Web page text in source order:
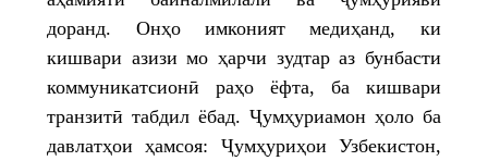
доранд. Онҳо имконият медиҳанд, ки
кишвари азизи мо ҳарчи зудтар аз бунбасти
коммуникатсионӣ раҳо ёфта, ба кишвари
транзитӣ табдил ёбад. Ҷумҳуриамон ҳоло ба
давлатҳои ҳамсоя: Ҷумҳуриҳои Узбекистон,